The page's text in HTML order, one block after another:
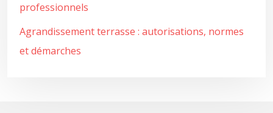
professionnels
Agrandissement terrasse : autorisations, normes
et démarches